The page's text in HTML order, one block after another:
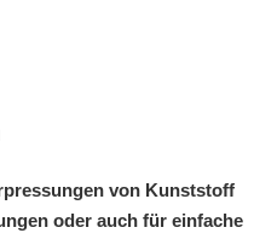
von Kunststoff
oder auch für einfache